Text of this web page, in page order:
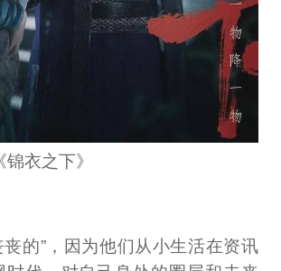
衣之下》
丧的”，因为他们从小生活在资讯